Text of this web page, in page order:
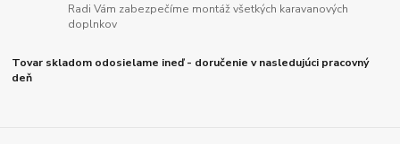
Radi Vám zabezpečíme montáž všetkých karavanových
doplnkov
Tovar skladom odosielame ineď - doručenie v nasledujúci pracovný
deň